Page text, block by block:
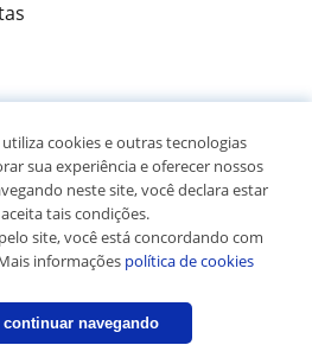
de alunos
Suas aulas particulares
particulares
cookies e outras tecnologias
sua experiência e oferecer nossos
neste site, você declara estar
tais condições.
site, você está concordando com
informações política de cookies
continuar navegando